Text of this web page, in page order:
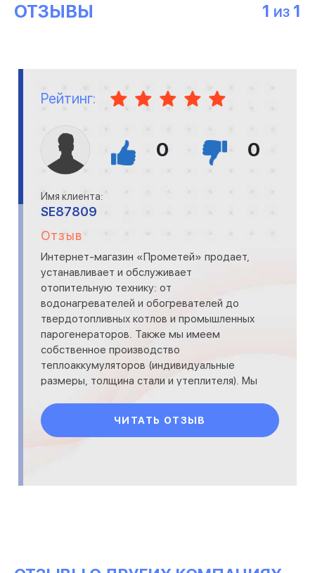
ОТЗЫВЫ 1 ИЗ 1
Рейтинг:
0 0
Имя клиента:
SE87809
Отзыв
Интернет-магазин «Прометей» продает,
устанавливает и обслуживает
отопительную технику: от
водонагревателей и обогревателей до
твердотопливных котлов и промышленных
парогенераторов. Также мы имеем
собственное производство
теплоаккумуляторов (индивидуальные
размеры, толщина стали и утеплителя). Мы
(если это нужно), начиная с подбор
ЧИТАТЬ ОТЗЫВ